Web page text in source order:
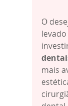
O
mais